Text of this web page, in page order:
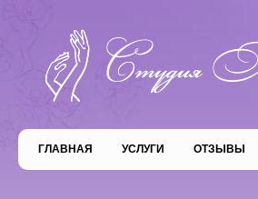
ГЛАВНАЯ УСЛУГИ ОТЗЫВЫ